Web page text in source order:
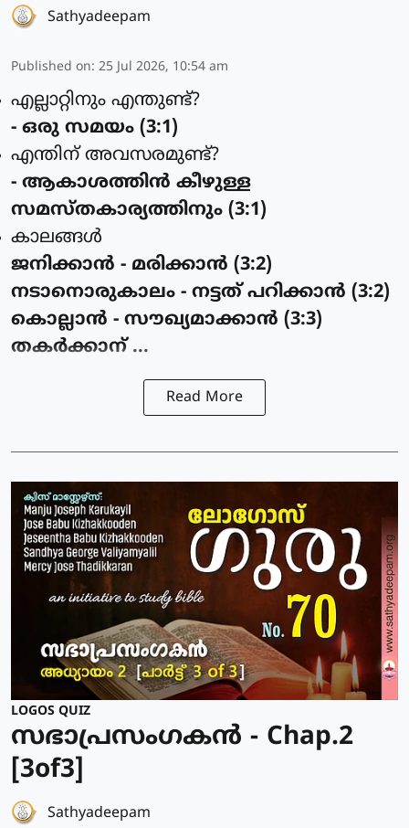
Sathyadeepam
Published on: 25 Jul 2026, 10:54 am
എല്ലാറ്റിനും എന്തുണ്ട്?
- ഒരു സമയം (3:1)
എന്തിന് അവസരമുണ്ട്?
- ആകാശത്തിന്‍ കീഴുള്ള
സമസ്തകാര്യത്തിനും (3:1)
കാലങ്ങള്‍
ജനിക്കാന്‍ - മരിക്കാന്‍ (3:2)
നടാനൊരുകാലം - നട്ടത് പറിക്കാന്‍ (3:2)
കൊല്ലാന്‍ - സൗഖ്യമാക്കാന്‍ (3:3)
തകര്‍ക്കാന് ...
Read More
LOGOS QUIZ
സഭാപ്രസംഗകൻ - Chap.2
[3of3]
Sathyadeepam